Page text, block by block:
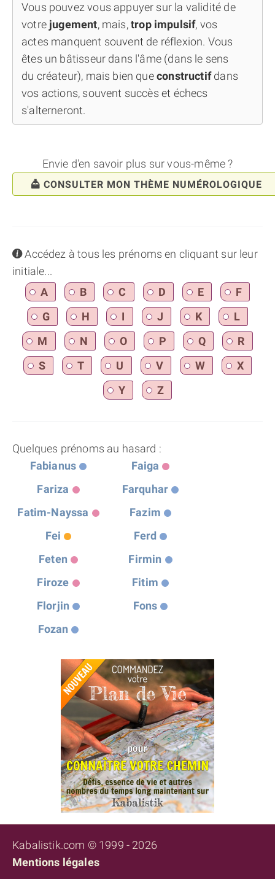
Vous pouvez vous appuyer sur la validité de
votre jugement, mais,trop impulsif, vos
actes manquent souvent de réflexion. Vous
êtes un bâtisseur dans l'âme (dans le sens
du créateur), mais bien queconstructifdans
vos actions, souvent succès et échecs
s'alterneront.
Envie d'en savoir plus sur vous-même ?
CONSULTER MON THÈME NUMÉROLOGIQUE
infoAccédez à tous les prénoms en cliquant sur leur
initiale...
A
B C D E
F
G
H I J K
L
M
N O P Q
R
S
T U V W
X
Y
Z
Quelques prénoms au hasard :
Fabianus
Faiga
Fariza
Farquhar
Fatim-Nayssa
Fazim
Fei
Ferd
Feten
Firmin
Firoze
Fitim
Florjin
Fons
Fozan
Kabalistik.com © 1999 - 2026
Mentions légales